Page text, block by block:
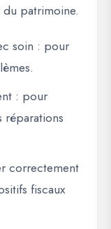
patrimoine.
soin : pour
: pour
correctement
fiscaux